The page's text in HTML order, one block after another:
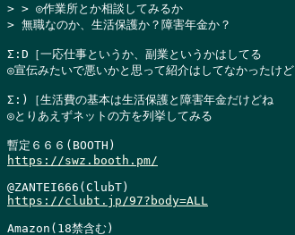
> > ◎作業所とか相談してみるか
> 無職なのか、生活保護か？障害年金か？
Σ:D［一応仕事というか、副業というかはしてる
◎宣伝みたいで悪いかと思って紹介はしてなかったけど
Σ:)［生活費の基本は生活保護と障害年金だけどね
◎とりあえずネットの方を列挙してみる
https://swz.booth.pm/
https://clubt.jp/97?body=ALL